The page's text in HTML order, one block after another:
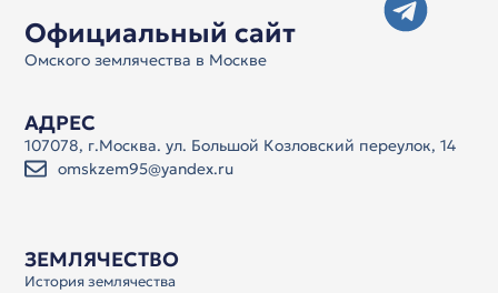
Официальный сайт
Омского землячества в Москве
ЗЕМЛЯЧЕСТВО
История землячества
АДРЕС
107078, г.Москва. ул. Большой Козловский переулок, 14
omskzem95@yandex.ru